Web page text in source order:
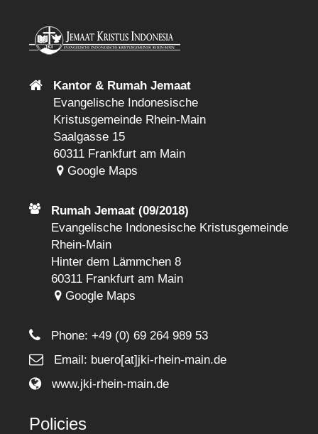
Kantor & Rumah Jemaat
Evangelische Indonesische
Kristusgemeinde Rhein-Main
Saalgasse 15
60311 Frankfurt am Main
Google Maps
Rumah Jemaat (09/2018)
Evangelische Indonesische Kristusgemeinde
Rhein-Main
Hinter dem Lämmchen 8
60311 Frankfurt am Main
Google Maps
Phone:+49 (0) 69 264 989 53
Email: buero[at]jki-rhein-main.de
www.jki-rhein-main.de
Policies